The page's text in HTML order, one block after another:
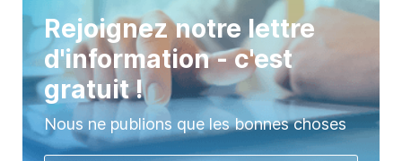
Rejoignez notre lettre
d'information - c'est
gratuit !
Nous ne publions que les bonnes choses